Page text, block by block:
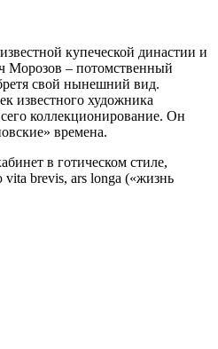
купеческой династии и
Морозов – потомственный
свой нынешний вид.
известного художника
коллекционирование. Он
времена.
в готическом стиле,
brevis, ars longa («жизнь